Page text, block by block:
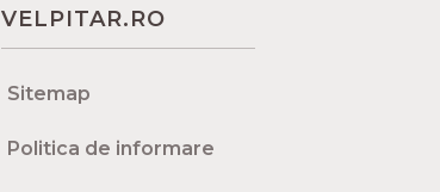
VELPITAR.RO
Sitemap
Politica de informare